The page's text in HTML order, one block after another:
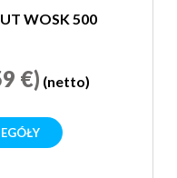
WOSK 500
€) (netto)